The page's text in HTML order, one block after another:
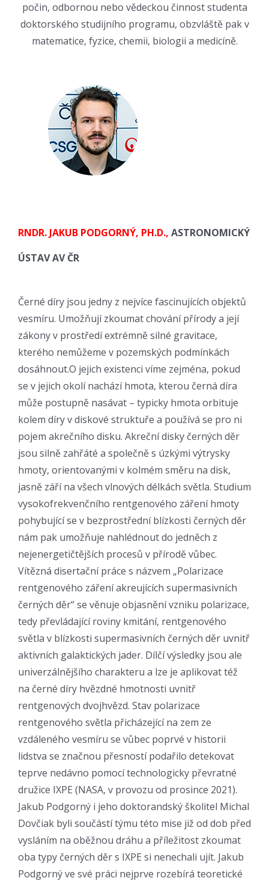
počin, odbornou nebo vědeckou činnost studenta
doktorského studijního programu, obzvláště pak v
matematice, fyzice, chemii, biologii a medicíně.
RNDR. JAKUB PODGORNÝ, PH.D., ASTRONOMICKÝ
ÚSTAV AV ČR
Černé díry jsou jedny z nejvíce fascinujících objektů
vesmíru. Umožňují zkoumat chování přírody a její
zákony v prostředí extrémně silné gravitace,
kterého nemůžeme v pozemských podmínkách
dosáhnout.O jejich existenci víme zejména, pokud
se v jejich okolí nachází hmota, kterou černá díra
může postupně nasávat – typicky hmota orbituje
kolem díry v diskové struktuře a používá se pro ni
pojem akrečního disku. Akreční disky černých děr
jsou silně zahřáté a společně s úzkými výtrysky
hmoty, orientovanými v kolmém směru na disk,
jasně září na všech vlnových délkách světla. Studium
vysokofrekvenčního rentgenového záření hmoty
pohybující se v bezprostřední blízkosti černých děr
nám pak umožňuje nahlédnout do jedněch z
nejenergetičtějších procesů v přírodě vůbec.
Vítězná disertační práce s názvem „Polarizace
rentgenového záření akreujících supermasivních
černých děr“ se věnuje objasnění vzniku polarizace,
tedy převládající roviny kmitání, rentgenového
světla v blízkosti supermasivních černých děr uvnitř
aktivních galaktických jader. Dílčí výsledky jsou ale
univerzálnějšího charakteru a lze je aplikovat též
na černé díry hvězdné hmotnosti uvnitř
rentgenových dvojhvězd. Stav polarizace
rentgenového světla přicházející na zem ze
vzdáleného vesmíru se vůbec poprvé v historii
lidstva se značnou přesností podařilo detekovat
teprve nedávno pomocí technologicky převratné
družice IXPE (NASA, v provozu od prosince 2021).
Jakub Podgorný i jeho doktorandský školitel Michal
Dovčiak byli součástí týmu této mise již od dob před
vysláním na oběžnou dráhu a příležitost zkoumat
oba typy černých děr s IXPE si nenechali ujít. Jakub
Podgorný ve své práci nejprve rozebírá teoretické